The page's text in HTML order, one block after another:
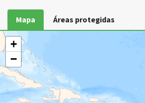
Mapa Áreas protegidas
+
−